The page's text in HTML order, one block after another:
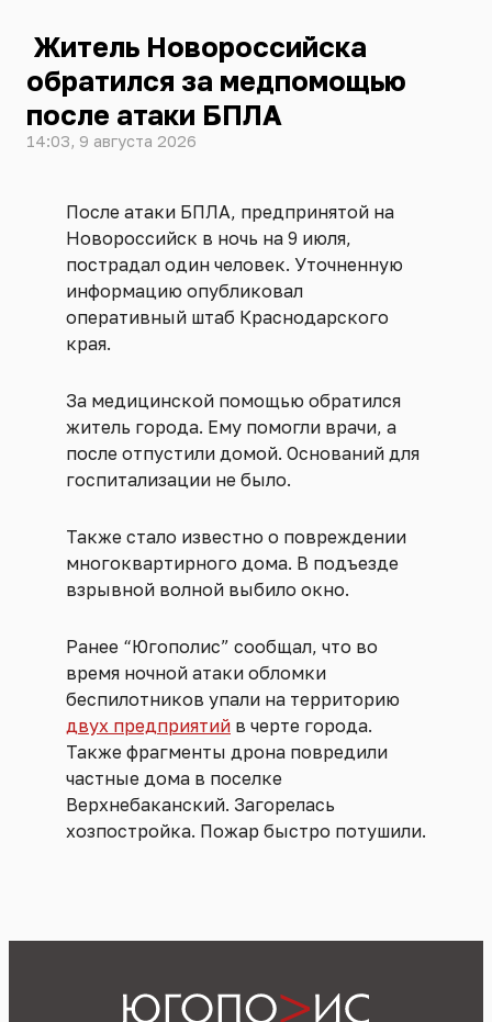
Житель Новороссийска
обратился за медпомощью
после атаки БПЛА
14:03, 9 августа 2026
После атаки БПЛА, предпринятой на
Новороссийск в ночь на 9 июля,
пострадал один человек. Уточненную
информацию опубликовал
оперативный штаб Краснодарского
края.
За медицинской помощью обратился
житель города. Ему помогли врачи, а
после отпустили домой. Оснований для
госпитализации не было.
Также стало известно о повреждении
многоквартирного дома. В подъезде
взрывной волной выбило окно.
Ранее “Югополис” сообщал, что во
время ночной атаки обломки
беспилотников упали на территорию
двух предприятий в черте города.
Также фрагменты дрона повредили
частные дома в поселке
Верхнебаканский. Загорелась
хозпостройка. Пожар быстро потушили.